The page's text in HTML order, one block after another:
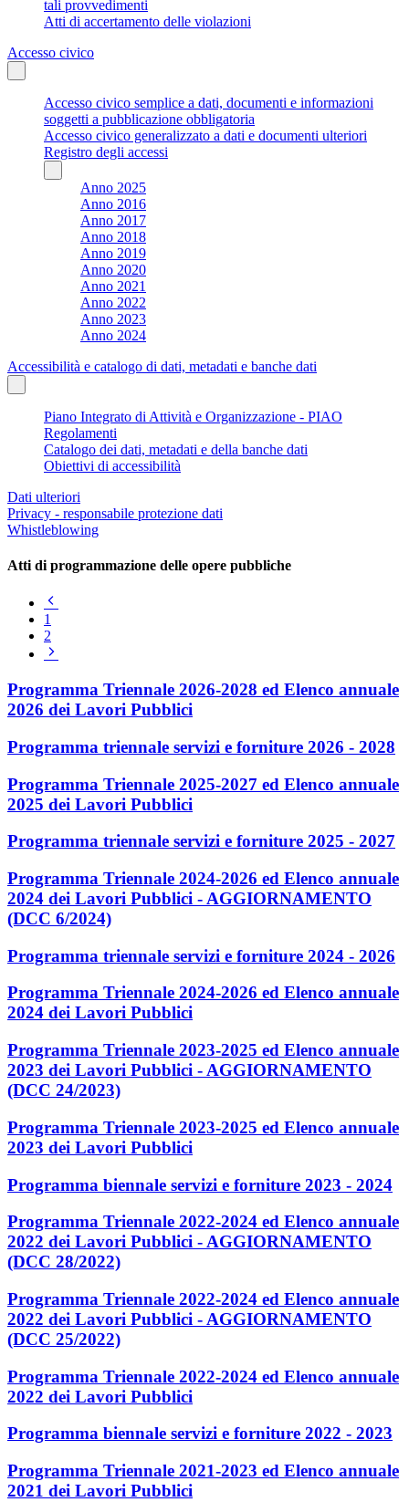
tali provvedimenti
Atti di accertamento delle violazioni
Accesso civico
Accesso civico semplice a dati, documenti e informazioni
soggetti a pubblicazione obbligatoria
Accesso civico generalizzato a dati e documenti ulteriori
Registro degli accessi
Anno 2025
Anno 2016
Anno 2017
Anno 2018
Anno 2019
Anno 2020
Anno 2021
Anno 2022
Anno 2023
Anno 2024
Accessibilità e catalogo di dati, metadati e banche dati
Piano Integrato di Attività e Organizzazione - PIAO
Regolamenti
Catalogo dei dati, metadati e della banche dati
Obiettivi di accessibilità
Dati ulteriori
Privacy - responsabile protezione dati
Whistleblowing
Atti di programmazione delle opere pubbliche
1
2
Programma Triennale 2026-2028 ed Elenco annuale
2026 dei Lavori Pubblici
Programma triennale servizi e forniture 2026 - 2028
Programma Triennale 2025-2027 ed Elenco annuale
2025 dei Lavori Pubblici
Programma triennale servizi e forniture 2025 - 2027
Programma Triennale 2024-2026 ed Elenco annuale
2024 dei Lavori Pubblici - AGGIORNAMENTO
(DCC 6/2024)
Programma triennale servizi e forniture 2024 - 2026
Programma Triennale 2024-2026 ed Elenco annuale
2024 dei Lavori Pubblici
Programma Triennale 2023-2025 ed Elenco annuale
2023 dei Lavori Pubblici - AGGIORNAMENTO
(DCC 24/2023)
Programma Triennale 2023-2025 ed Elenco annuale
2023 dei Lavori Pubblici
Programma biennale servizi e forniture 2023 - 2024
Programma Triennale 2022-2024 ed Elenco annuale
2022 dei Lavori Pubblici - AGGIORNAMENTO
(DCC 28/2022)
Programma Triennale 2022-2024 ed Elenco annuale
2022 dei Lavori Pubblici - AGGIORNAMENTO
(DCC 25/2022)
Programma Triennale 2022-2024 ed Elenco annuale
2022 dei Lavori Pubblici
Programma biennale servizi e forniture 2022 - 2023
Programma Triennale 2021-2023 ed Elenco annuale
2021 dei Lavori Pubblici